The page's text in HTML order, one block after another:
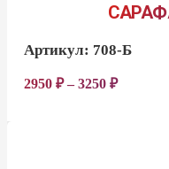
Артикул: 708-Б
2950₽–3250₽